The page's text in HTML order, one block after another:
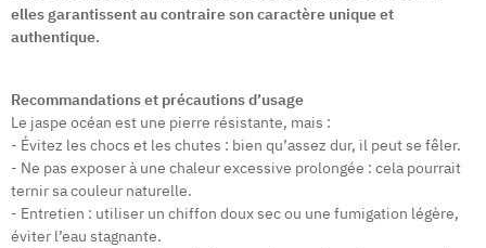
elles garantissent au contraire son caractère unique et
authentique.
Recommandations et précautions d’usage
Le jaspe océan est une pierre résistante, mais :
- Évitez les chocs et les chutes : bien qu’assez dur, il peut se fêler.
- Ne pas exposer à une chaleur excessive prolongée : cela pourrait
ternir sa couleur naturelle.
- Entretien : utiliser un chiffon doux sec ou une fumigation légère,
éviter l’eau stagnante.